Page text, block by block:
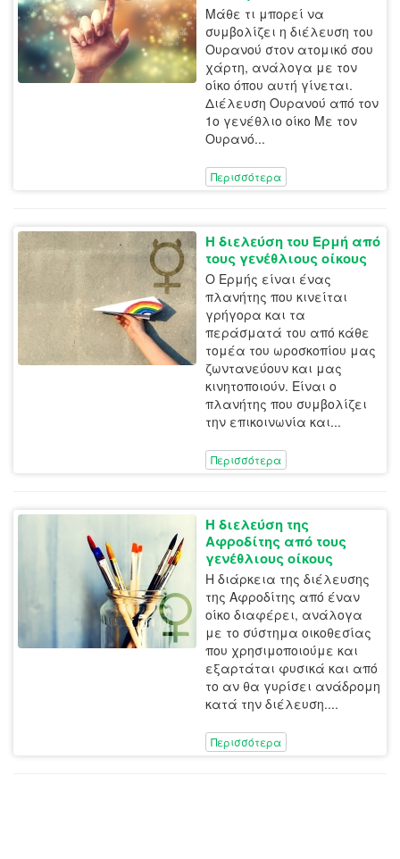
Μάθε τι μπορεί να
συμβολίζει η διέλευση του
Ουρανού στον ατομικό σου
χάρτη, ανάλογα με τον
οίκο όπου αυτή γίνεται.
Διέλευση Ουρανού από τον
1ο γενέθλιο οίκο Με τον
Ουρανό...
Περισσότερα
Η διελεύση του Ερμή από
τους γενέθλιους οίκους
Ο Ερμής είναι ένας
πλανήτης που κινείται
γρήγορα και τα
περάσματά του από κάθε
τομέα του ωροσκοπίου μας
ζωντανεύουν και μας
κινητοποιούν. Είναι ο
πλανήτης που συμβολίζει
την επικοινωνία και...
Περισσότερα
Η διελεύση της
Αφροδίτης από τους
γενέθλιους οίκους
Η διάρκεια της διέλευσης
της Αφροδίτης από έναν
οίκο διαφέρει, ανάλογα
με το σύστημα οικοθεσίας
που χρησιμοποιούμε και
εξαρτάται φυσικά και από
το αν θα γυρίσει ανάδρομη
κατά την διέλευση....
Περισσότερα